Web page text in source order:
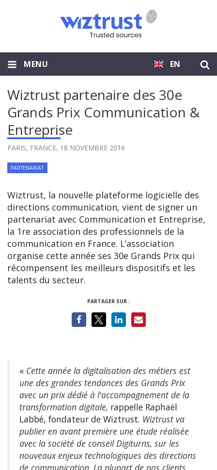
EN
MENU
Wiztrust partenaire des 30e
Grands Prix Communication &
Entreprise
PARIS, FRANCE, 18 NOVEMBRE 2016
PARTENARIAT
Wiztrust, la nouvelle plateforme logicielle des
directions communication, vient de signer un
partenariat avec Communication et Entreprise,
la 1re association des professionnels de la
communication en France. L’association
organise cette année ses 30e Grands Prix qui
récompensent les meilleurs dispositifs et les
talents du secteur.
PARTAGER SUR :
« Cette année la digitalisation des métiers est
une des grandes tendances des Grands Prix
avec un prix dédié à l'accompagnement de la
transformation digitale, rappelle Raphaël
Labbé, fondateur de Wiztrust. Wiztrust va
publier en avant première une étude réalisée
avec la société de conseil Digiturns, sur les
nouveaux enjeux technologiques des directions
de communication. La plupart de nos clients